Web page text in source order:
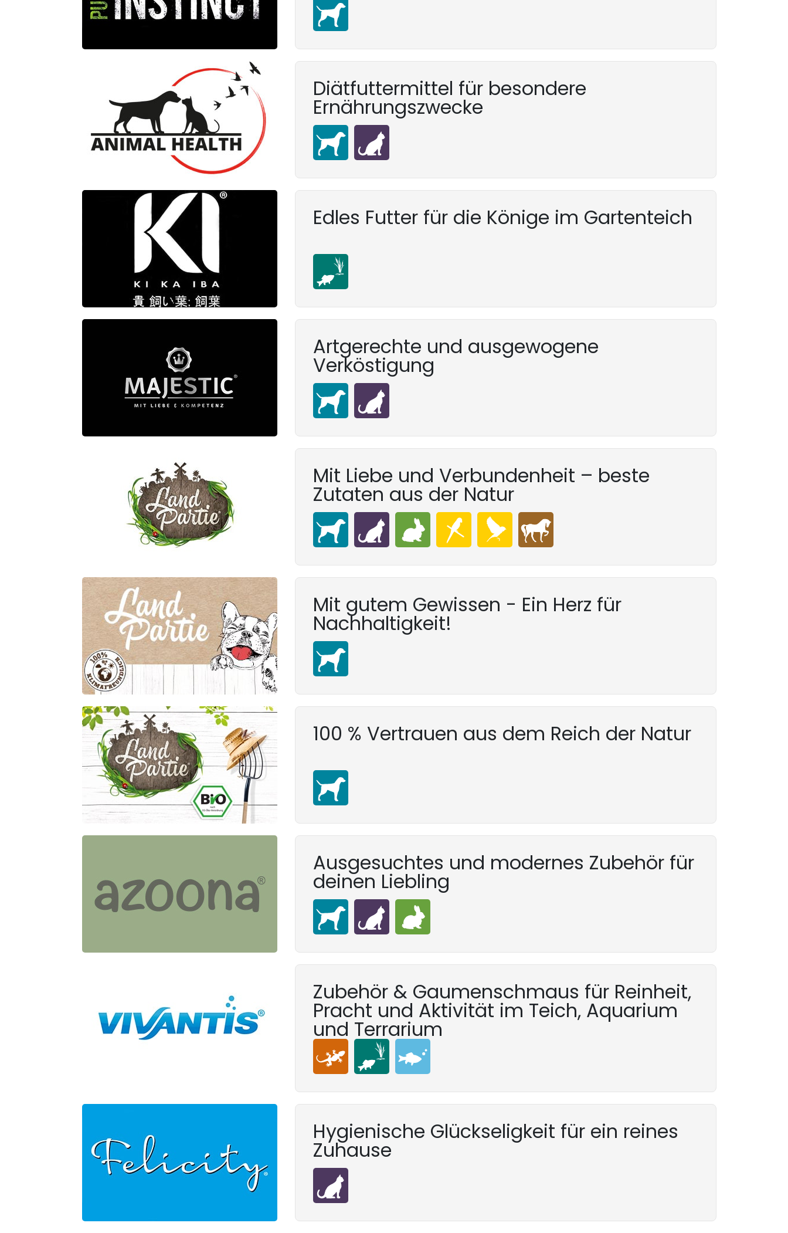
Diätfuttermittel für besondere
Ernährungszwecke
Edles Futter für die Könige im Gartenteich
Artgerechte und ausgewogene
Verköstigung
Mit Liebe und Verbundenheit – beste
Zutaten aus der Natur
Mit gutem Gewissen - Ein Herz für
Nachhaltigkeit!
100 % Vertrauen aus dem Reich der Natur
Ausgesuchtes und modernes Zubehör für
deinen Liebling
Zubehör & Gaumenschmaus für Reinheit,
Pracht und Aktivität im Teich, Aquarium
und Terrarium
Hygienische Glückseligkeit für ein reines
Zuhause